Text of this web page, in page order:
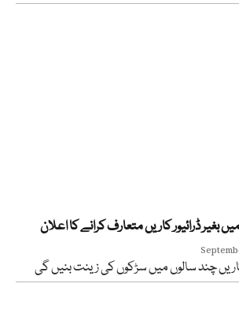
بغیر ڈرائیور کاریں متعارف کرانے کا اعلان
کاریں چند سالوں میں سڑکوں کی زینت بنیں گی